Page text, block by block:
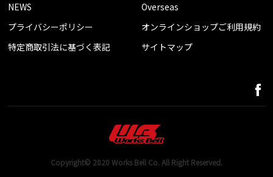
NEWS
Overseas
プライバシーポリシー
オンラインショップご利用規約
特定商取引法に基づく表記
サイトマップ
Copyright© 2020 Works Bell Co. All Right Reserved.